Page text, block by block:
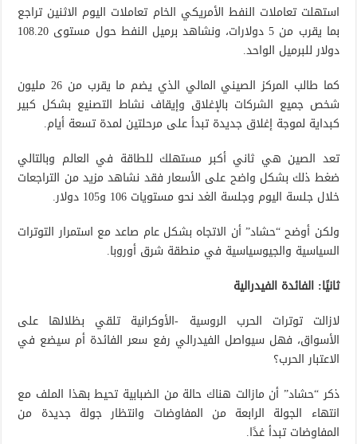
استهلت تعاملات النفط الأمريكي الخام تعاملات اليوم الاثنين تراجع
بما يقرب من 5 دولارات، ونشاهد برميل النفط حول مستوى 108.20
دولار للبرميل الواحد.
كما طالب المركز الصيني المالي الذي يضم ما يقرب من 26 مليون
شخص جميع الشركات بالإغلاق وإيقاف نشاط التصنيع بشكل كبير
كبداية لموجة إغلاق جديدة تبدأ على مرحلتين لمدة تسعة أيام.
تعد الصين هي ثاني أكبر مستهلك للطاقة في العالم وبالتالي
ضغط ذلك بشكل واضح على الأسعار فقد نشاهد مزيد من التراجعات
خلال جلسة اليوم وجلسة الغد نحو مستويات 106 و105 دولار.
ولكن أوضح “حشاد” أن الاتجاه بشكل عام صاعد مع استمرار التوترات
السياسية والجيوسياسية في منطقة شرق أوروبا.
ثانيًا: الفائدة الفيدرالية
لازالت توترات الحرب الروسية -الأوكرانية تلقي بظلالها على
الأسواق، فهل سيواصل الفيدرالي رفع سعر الفائدة أم سيضع في
الاعتبار الحرب؟
ذكر “حشاد” أن مازالت هناك حالة من الضبابية تحيط بهذا الملف مع
انتهاء الجولة الرابعة من المفاوضات وانتظار جولة جديدة من
المفاوضات تبدأ غدًا.